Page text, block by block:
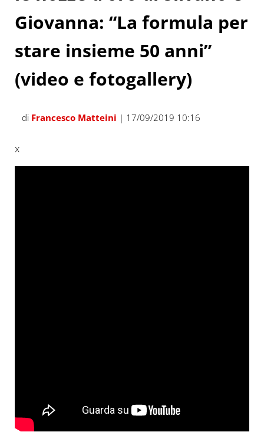
Giovanna: “La formula per
stare insieme 50 anni”
(video e fotogallery)
di Francesco Matteini | 17/09/2019 10:16
x